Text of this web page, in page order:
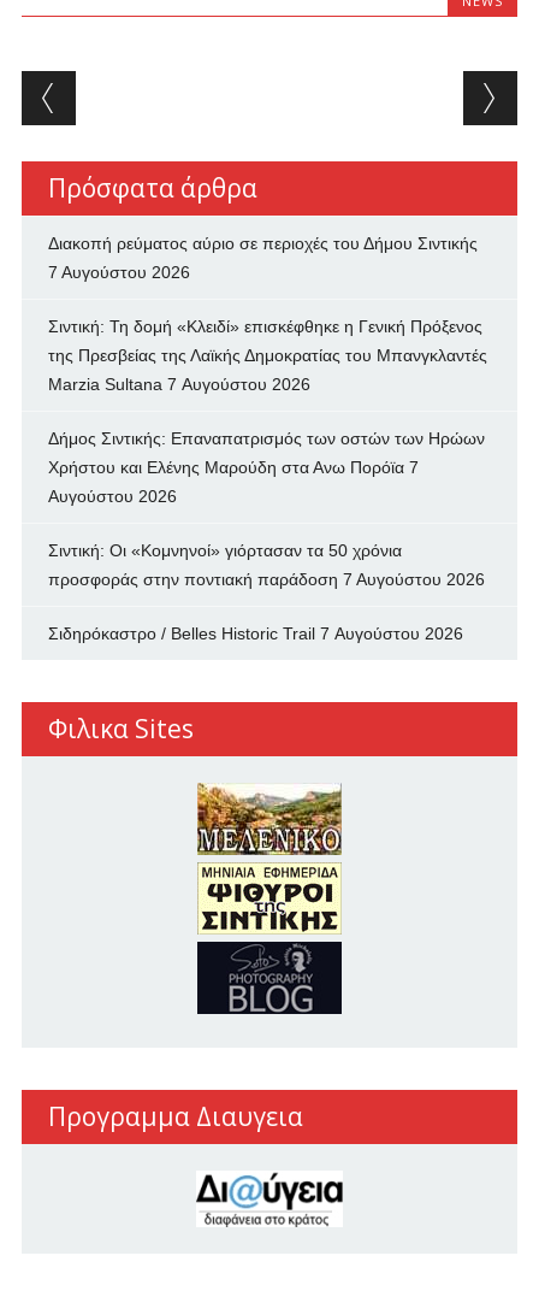
Post navigation
Πρόσφατα άρθρα
Διακοπή ρεύματος αύριο σε περιοχές του Δήμου Σιντικής
7 Αυγούστου 2026
Σιντική: Τη δομή «Κλειδί» επισκέφθηκε η Γενική Πρόξενος
της Πρεσβείας της Λαϊκής Δημοκρατίας του Μπανγκλαντές
Marzia Sultana 7 Αυγούστου 2026
Δήμος Σιντικής: Επαναπατρισμός των oστών των Ηρώων
Χρήστου και Ελένης Μαρούδη στα Ανω Πορόϊα 7
Αυγούστου 2026
Σιντική: Οι «Κομνηνοί» γιόρτασαν τα 50 χρόνια
προσφοράς στην ποντιακή παράδοση 7 Αυγούστου 2026
Σιδηρόκαστρο / Belles Historic Trail 7 Αυγούστου 2026
Φιλικα Sites
Προγραμμα Διαυγεια